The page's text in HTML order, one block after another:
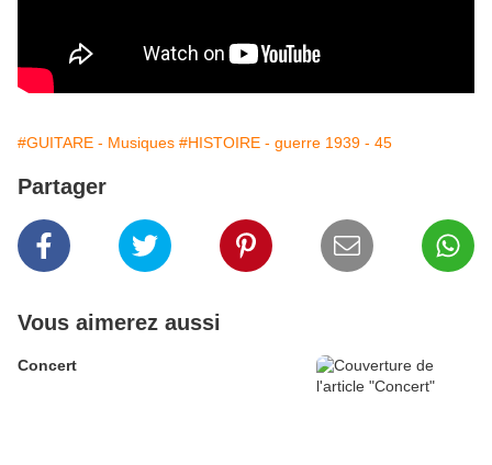
#GUITARE - Musiques #HISTOIRE - guerre 1939 - 45
Partager
Vous aimerez aussi
Concert